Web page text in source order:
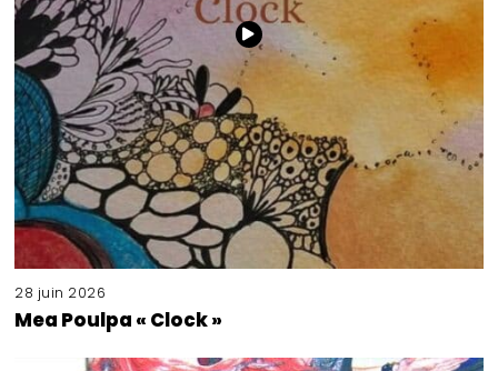
28 juin 2026
Mea Poulpa « Clock »